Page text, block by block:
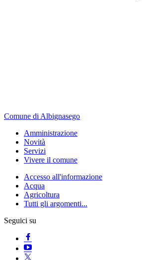
Comune di Albignasego
Amministrazione
Novità
Servizi
Vivere il comune
Accesso all'informazione
Acqua
Agricoltura
Tutti gli argomenti...
Seguici su